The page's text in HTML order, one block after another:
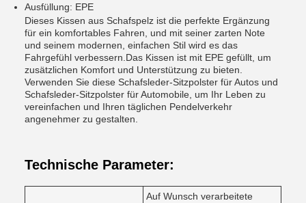
Ausfüllung: EPE
Dieses Kissen aus Schafspelz ist die perfekte Ergänzung
für ein komfortables Fahren, und mit seiner zarten Note
und seinem modernen, einfachen Stil wird es das
Fahrgefühl verbessern.Das Kissen ist mit EPE gefüllt, um
zusätzlichen Komfort und Unterstützung zu bieten.
Verwenden Sie diese Schafsleder-Sitzpolster für Autos und
Schafsleder-Sitzpolster für Automobile, um Ihr Leben zu
vereinfachen und Ihren täglichen Pendelverkehr
angenehmer zu gestalten.
Technische Parameter:
Auf Wunsch verarbeitete